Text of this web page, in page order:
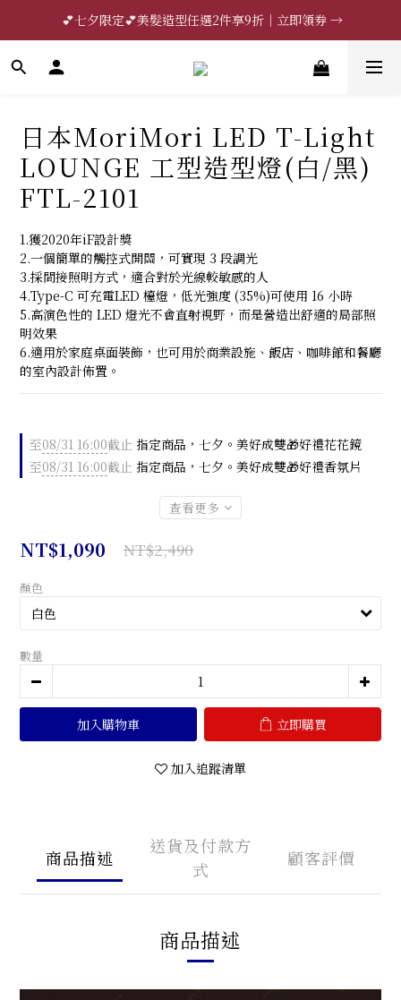
🔥限時85折｜法國CRISTEL｜立即領券 →
💕七夕限定💕美髮造型任選2件享9折｜立即領券 →
一分鐘登錄保固 | 買得安心又放心🔥▸▸
日本MoriMori LED T-Light
LOUNGE 工型造型燈(白/黑)
FTL-2101
1.獲2020年iF設計獎
2.一個簡單的觸控式開關，可實現 3 段調光
3.採間接照明方式，適合對於光線較敏感的人
4.Type-C 可充電LED 檯燈，低光強度 (35%)可使用 16 小時
5.高演色性的 LED 燈光不會直射視野，而是營造出舒適的局部照
明效果
6.適用於家庭桌面裝飾，也可用於商業設施、飯店、咖啡館和餐廳
的室內設計佈置。
至08/31 16:00截止 指定商品，七夕。美好成雙🎁好禮花花鏡
至08/31 16:00截止 指定商品，七夕。美好成雙🎁好禮香氛片
查看更多
NT$1,090 NT$2,490
顏色
數量
加入購物車 立即購買
加入追蹤清單
商品描述
送貨及付款方
式
顧客評價
商品描述